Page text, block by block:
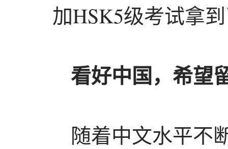
加HSK5级考试拿
看好中国，希望
随着中文水平不